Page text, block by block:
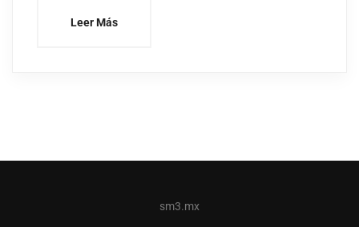
Leer Más
sm3.mx